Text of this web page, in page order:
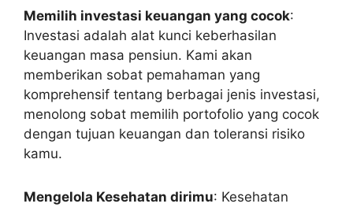
Memilih investasi keuangan yang cocok:
Investasi adalah alat kunci keberhasilan
keuangan masa pensiun. Kami akan
memberikan sobat pemahaman yang
komprehensif tentang berbagai jenis investasi,
menolong sobat memilih portofolio yang cocok
dengan tujuan keuangan dan toleransi risiko
kamu.
Mengelola Kesehatan dirimu: Kesehatan